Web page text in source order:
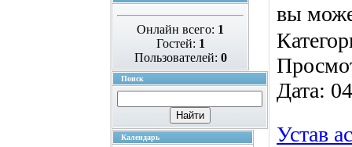
Онлайн всего: 1
Гостей: 1
Пользователей: 0
Поиск
Календарь
вы
Дата:
Устав